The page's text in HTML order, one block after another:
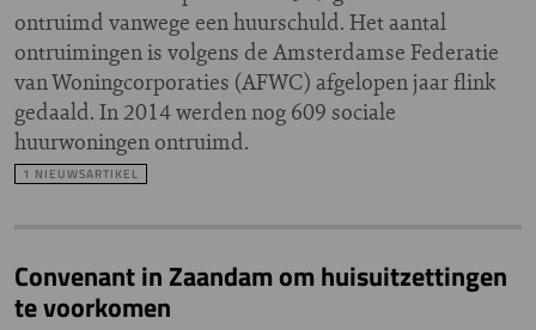
ontruimd vanwege een huurschuld. Het aantal
ontruimingen is volgens de Amsterdamse Federatie
van Woningcorporaties (AFWC) afgelopen jaar flink
gedaald. In 2014 werden nog 609 sociale
huurwoningen ontruimd.
1 NIEUWSARTIKEL
Convenant in Zaandam om huisuitzettingen
te voorkomen